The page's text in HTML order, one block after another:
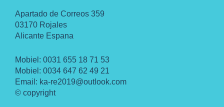
Apartado de Correos 359
03170 Rojales
Alicante Espana
Mobiel: 0031 655 18 71 53
Mobiel: 0034 647 62 49 21
Email: ka-re2019@outlook.com
© copyright